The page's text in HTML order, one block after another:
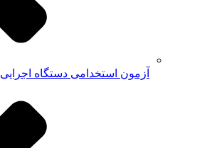
آزمون استخدامی دستگاه اجرایی